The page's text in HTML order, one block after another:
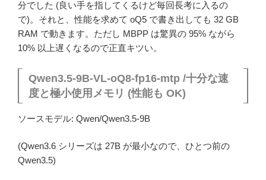
分でした (良い手を指してくるけど毎回長考に入るの
で)。それと、性能を求めて oQ5 で書き出しても 32 GB
RAM で動きます。ただし MBPP は驚異の 95% ながら
10% 以上遅くなるので正直キツい。
Qwen3.5-9B-VL-oQ8-fp16-mtp /十分な速
度と極小使用メモリ (性能も OK)
ソースモデル: Qwen/Qwen3.5-9B
(Qwen3.6 シリーズは 27B が最小なので、ひとつ前の
Qwen3.5)